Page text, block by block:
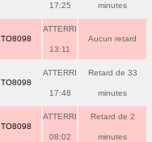
17:25 minutes
TO8098
ATTERRI
13:11
Aucun retard
TO8098
ATTERRI
17:48
Retard de 33
minutes
TO8098
ATTERRI
08:02
Retard de 2
minutes